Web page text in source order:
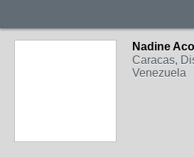
Nadine
Caracas,
Venezuela